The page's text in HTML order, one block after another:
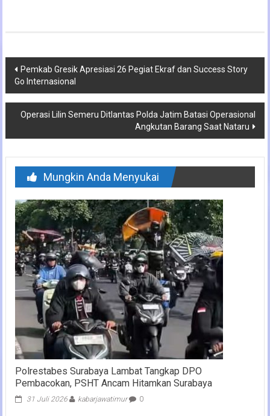
Navigasi
pos
Pemkab Gresik Apresiasi 26 Pegiat Ekraf dan Success Story
Go Internasional
Operasi Lilin Semeru Ditlantas Polda Jatim Batasi Operasional
Angkutan Barang Saat Nataru
Mungkin Anda Menyukai
Polrestabes Surabaya Lambat Tangkap DPO
Pembacokan, PSHT Ancam Hitamkan Surabaya
31 Juli 2026 kabarjawatimur 0